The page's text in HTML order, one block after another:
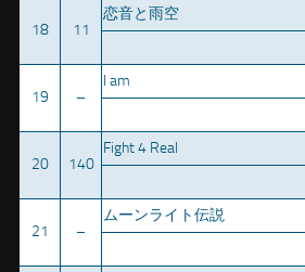
18 11
恋音と雨空
19 –
I am
20 140
Fight 4 Real
21 –
ムーンライト伝説